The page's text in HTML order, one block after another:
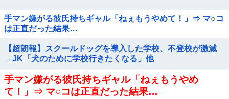
手マン嫌がる彼氏持ちギャル「ねぇもうやめて！」⇒ マ○コ
は正直だった結果…
【超朗報】スクールドッグを導入した学校、不登校が激減
→JK「犬のために学校行きたくなる」他
手マン嫌がる彼氏持ちギャル「ねぇもうやめ
て！」⇒ マ○コは正直だった結果…